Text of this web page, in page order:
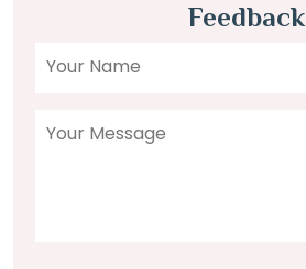
Feedback